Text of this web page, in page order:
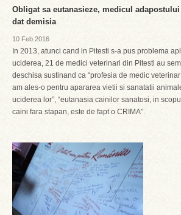
Obligat sa eutanasieze, medicul
dat demisia
10 Feb 2016
In 2013, atunci cand in Pitesti s-a pus problema
uciderea, 21 de medici veterinari din Pitesti au
deschisa sustinand ca “profesia de medic
am ales-o pentru apararea vietii si sanatatii
uciderea lor”, “eutanasia cainilor sanatosi, in
caini fara stapan, este de fapt o CRIMA”.